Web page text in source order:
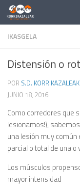
Saltar al contenido
IKASGELA
Distensión o
POR S.D. KORRIKAZALEAK
JUNIO 18, 2016
Como corredores que
lesionamos!),
una lesión muy
parcial o total de una
Los músculos
mayor intensidad